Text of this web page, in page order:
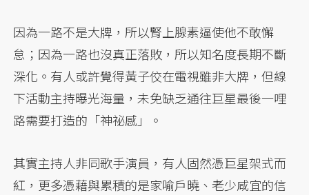
因為一路不是大牌，所以腎上腺素逼使他不敢懈
怠；因為一路也沒真正落敗，所以知名度長期不斷
深化。有人或許覺得黃子佼在電視雖非大牌，但線
下活動主持曝光海量，未免缺乏通往巨星最後一哩
路需要打造的「神祕感」。
其實主持人非同歌手演員，有人固然憑巨星架式而
紅，更多憑藉與累積的是家喻戶曉、老少咸宜的信